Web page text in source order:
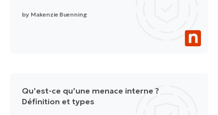
by Makenzie Buenning
Qu’est-ce qu’une menace interne ?
Définition et types